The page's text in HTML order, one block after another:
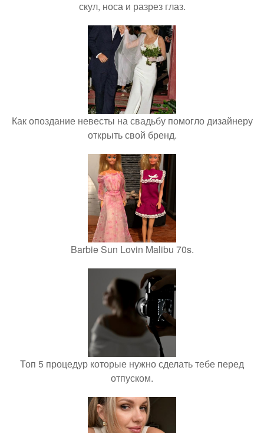
скул, носа и разрез глаз.
Как опоздание невесты на свадьбу помогло дизайнеру
открыть свой бренд.
Barbie Sun Lovin Malibu 70s.
Топ 5 процедур которые нужно сделать тебе перед
отпуском.